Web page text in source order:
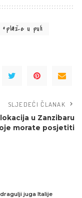
plaže u puli
SLJEDEĆI ČLANAK
lokacija u Zanzibaru
morate posjetiti
juga Italije